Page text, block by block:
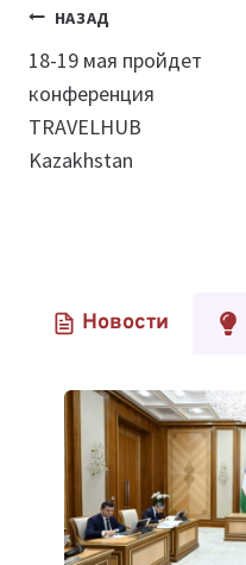
Навигация
по
записям
НАЗАД
18-19 мая пройдет
конференция
TRAVELHUB
Kazakhstan
Новости